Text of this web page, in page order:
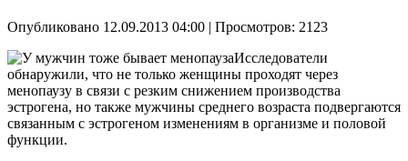
Опубликовано 12.09.2013 04:00 | Просмотров: 2123
Исследователи
обнаружили, что не только женщины проходят через
менопаузу в связи с резким снижением производства
эстрогена, но также мужчины среднего возраста подвергаются
связанным с эстрогеном изменениям в организме и половой
функции.